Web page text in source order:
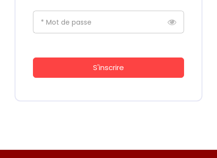
* Mot de passe
S'inscrire